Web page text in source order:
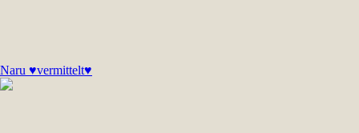
Naru ♥vermittelt♥